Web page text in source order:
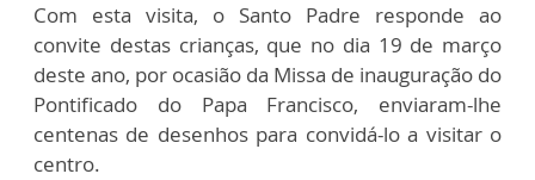
Com esta visita, o Santo Padre responde ao
convite destas crianças, que no dia 19 de março
deste ano, por ocasião da Missa de inauguração do
Pontificado do Papa Francisco, enviaram-lhe
centenas de desenhos para convidá-lo a visitar o
centro.